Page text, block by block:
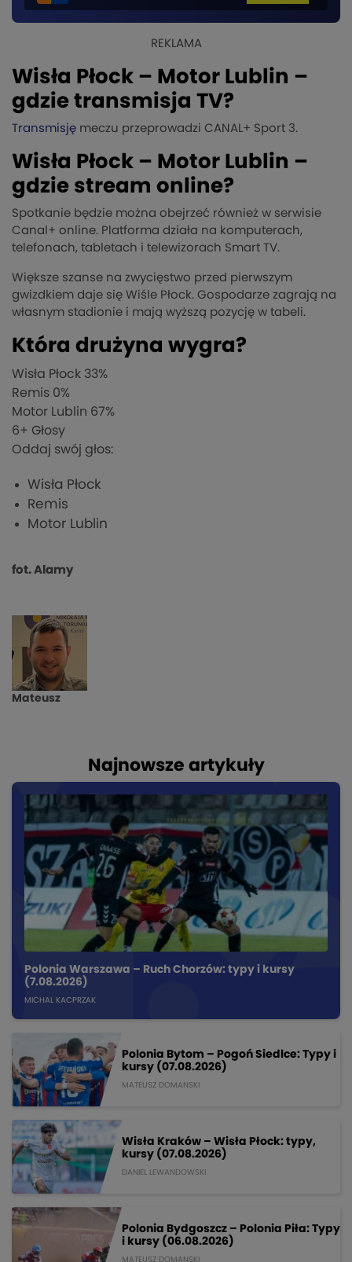
REKLAMA
Wisła Płock – Motor Lublin –
gdzie transmisja TV?
Transmisję meczu przeprowadzi CANAL+ Sport 3.
Wisła Płock – Motor Lublin –
gdzie stream online?
Spotkanie będzie można obejrzeć również w serwisie
Canal+ online. Platforma działa na komputerach,
telefonach, tabletach i telewizorach Smart TV.
Większe szanse na zwycięstwo przed pierwszym
gwizdkiem daje się Wiśle Płock. Gospodarze zagrają na
własnym stadionie i mają wyższą pozycję w tabeli.
Która drużyna wygra?
Wisła Płock 33%
Remis 0%
Motor Lublin 67%
6+ Głosy
Oddaj swój głos:
Wisła Płock
Remis
Motor Lublin
fot. Alamy
Mateusz
Najnowsze artykuły
Polonia Warszawa – Ruch Chorzów: typy i kursy
(7.08.2026)
MICHAL KACPRZAK
Polonia Bytom – Pogoń Siedlce: Typy i
kursy (07.08.2026)
MATEUSZ DOMANSKI
Wisła Kraków – Wisła Płock: typy,
kursy (07.08.2026)
DANIEL LEWANDOWSKI
Polonia Bydgoszcz – Polonia Piła: Typy
i kursy (06.08.2026)
MATEUSZ DOMANSKI